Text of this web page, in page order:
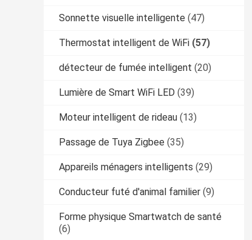
Sonnette visuelle intelligente (47)
Thermostat intelligent de WiFi (57)
détecteur de fumée intelligent (20)
Lumière de Smart WiFi LED (39)
Moteur intelligent de rideau (13)
Passage de Tuya Zigbee (35)
Appareils ménagers intelligents (29)
Conducteur futé d'animal familier (9)
Forme physique Smartwatch de santé
(6)